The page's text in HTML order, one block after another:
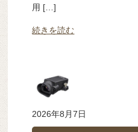
用 […]
続きを読む
2026年8月7日